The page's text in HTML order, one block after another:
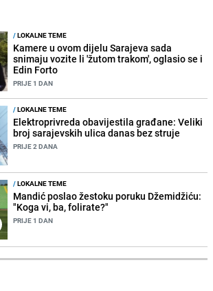
/LOKALNE TEME
Kamere u ovom dijelu Sarajeva sada
snimaju vozite li 'žutom trakom', oglasio se i
Edin Forto
PRIJE 1 DAN
/LOKALNE TEME
Elektroprivreda obavijestila građane: Veliki
broj sarajevskih ulica danas bez struje
PRIJE 2 DANA
/LOKALNE TEME
Mandić poslao žestoku poruku Džemidžiću:
"Koga vi, ba, folirate?"
PRIJE 1 DAN